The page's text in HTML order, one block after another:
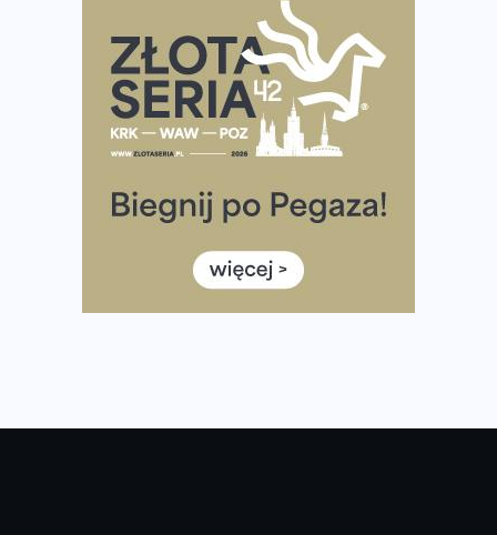
Praska 5k Run gospodarzem Mistrzostw Polski
Największy Bieg Powstania Warszawskiego w historii.
Ponad 12 tysięcy uczestników pobiegło dla Bohaterów!
Tętno vs tempo – czym kierować się w bieganiu?
Co ma dużo białka? Produkty, które warto włączyć do
Rozbiegany Olsztyn szykuje się na weekend z
Już w tę sobotę 35. Bieg Powstania Warszawskiego.
Wystartuje rekordowa liczba uczestników